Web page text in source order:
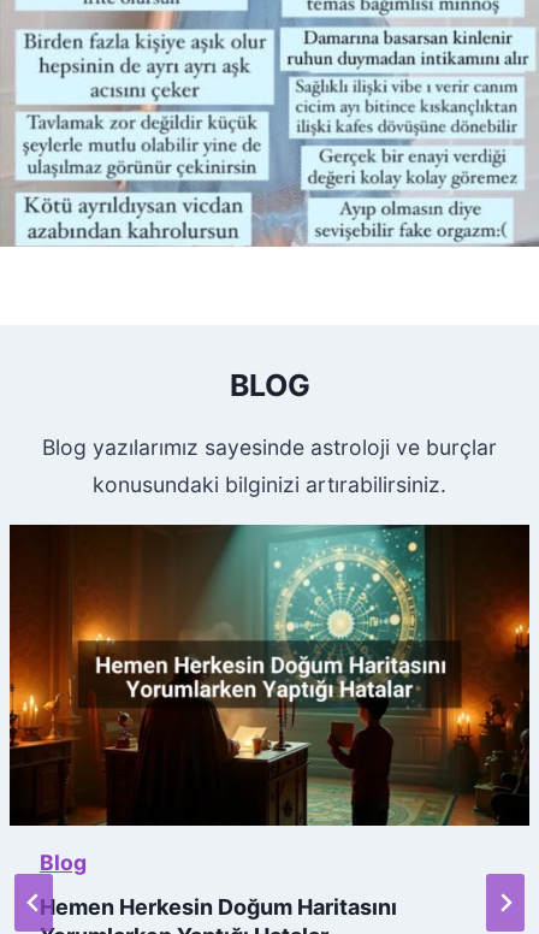
BLOG
Blog yazılarımız sayesinde astroloji ve burçlar
konusundaki bilginizi artırabilirsiniz.
Blog
Hemen Herkesin Doğum Haritasını